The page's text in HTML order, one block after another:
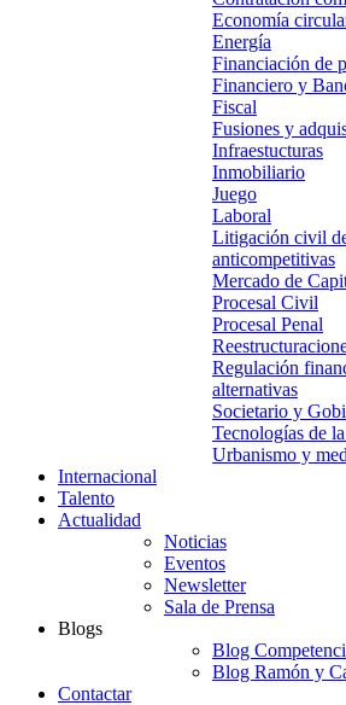
Economía
Energía
Financiación de
Financiero y
Fiscal
Fusiones y
Infraestucturas
Inmobiliario
Juego
Laboral
Litigación civil
anticompetitivas
Mercado de
Procesal Civil
Procesal Penal
Regulación
alternativas
Societario y
Tecnologías de
Urbanismo y
Internacional
Talento
Actualidad
Noticias
Eventos
Newsletter
Sala de Prensa
Blogs
Blog
Blog Ramón y
Contactar